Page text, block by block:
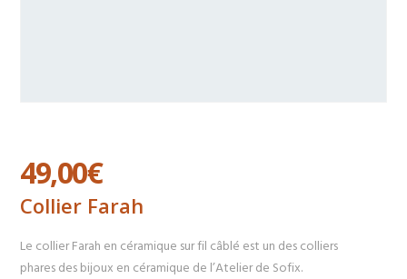
49,00€
Collier Farah
Le collier Farah en céramique sur fil câblé est un des colliers
phares des bijoux en céramique de l’Atelier de Sofix.